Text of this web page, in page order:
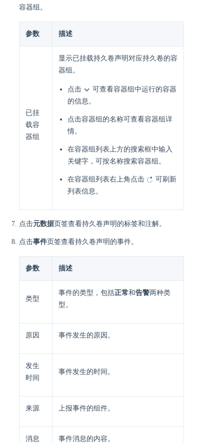
容器组。
参数 描述
已挂
载容
器组
显示已挂载持久卷声明对应持久卷的容
器组。
点击
可查看容器组中运行的容器
的信息。
点击容器组的名称可查看容器组详
情。
在容器组列表上方的搜索框中输入
关键字，可按名称搜索容器组。
在容器组列表右上角点击
可刷新
列表信息。
点击元数据页签查看持久卷声明的标签和注解。
点击事件页签查看持久卷声明的事件。
参数 描述
类型
事件的类型，包括正常和告警两种类
型。
原因 事件发生的原因。
发生
时间
事件发生的时间。
来源 上报事件的组件。
消息 事件消息的内容。